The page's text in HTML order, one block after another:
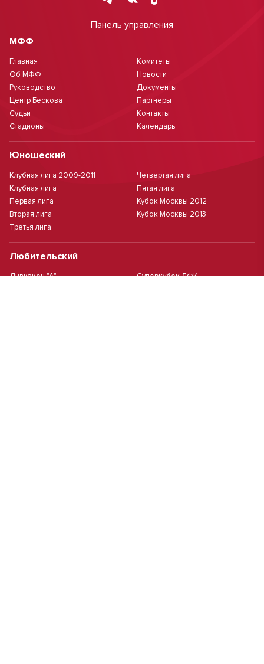
Панель управления
МФФ
Главная
Об МФФ
Руководство
Центр Бескова
Судьи
Стадионы
Комитеты
Новости
Документы
Партнеры
Контакты
Календарь
Юношеский
Клубная лига 2009-2011
Клубная лига
Первая лига
Вторая лига
Третья лига
Четвертая лига
Пятая лига
Кубок Москвы 2012
Кубок Москвы 2013
Любительский
Дивизион "А"
Суперкубок ЛФК